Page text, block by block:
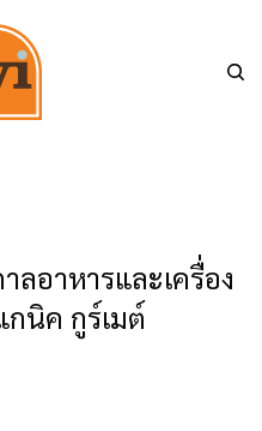
ลอาหารและเครื่อง
นิค กูร์เมต์